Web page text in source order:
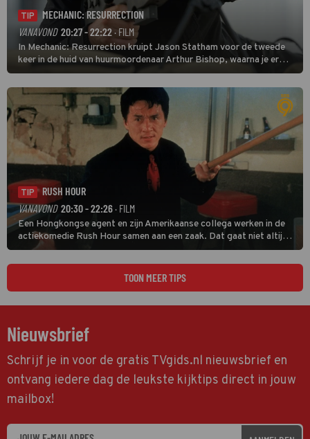
TIP
MECHANIC: RESURRECTION
VANAVOND 20:27 - 22:22· FILM
In Mechanic: Resurrection kruipt Jason Statham voor de tweede
keer in de huid van huurmoordenaar Arthur Bishop, waarna je er
donder op kunt zeggen dat er van Bishops geplande pensioen niet
veel terechtkomt.
TIP
RUSH HOUR
VANAVOND 20:30 - 22:26 · FILM
Een Hongkongse agent en zijn Amerikaanse collega werken in de
actiekomedie Rush Hour samen aan een zaak. Dat gaat niet altijd
van een leien dakje.
TOON MEER TIPS
Nieuwsbrief
Schrijf je in voor de gratis TVgids.nl nieuwsbrief en
ontvang iedere dag de leukste kijktips direct in jouw
mailbox!